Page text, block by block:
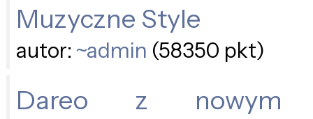
Muzyczne Style
autor: ~admin (58350 pkt)
Dareo z nowym